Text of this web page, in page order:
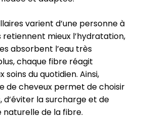
varient d’une personne à
retiennent mieux l’hydratation,
absorbent l’eau très
chaque fibre réagit
du quotidien. Ainsi,
de cheveux permet de choisir
d’éviter la surcharge et de
de la fibre.